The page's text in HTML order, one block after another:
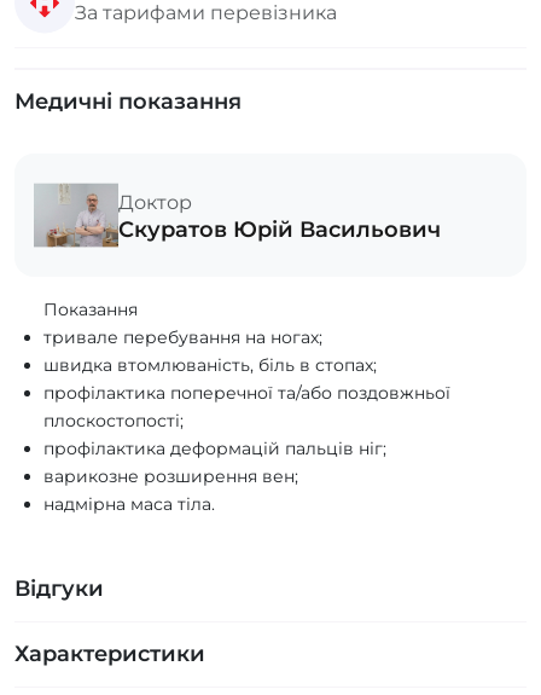
За тарифами перевізника
Медичні показання
Доктор
Скуратов Юрій Васильович
Показання
тривале перебування на ногах;
швидка втомлюваність, біль в стопах;
профілактика поперечної та/або поздовжньої
плоскостопості;
профілактика деформацій пальців ніг;
варикозне розширення вен;
надмірна маса тіла.
Відгуки
Характеристики